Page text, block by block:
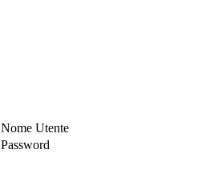
Nome Utente
Password